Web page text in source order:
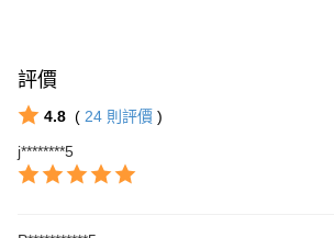
評價
4.8 ( 24 則評價 )
j********5